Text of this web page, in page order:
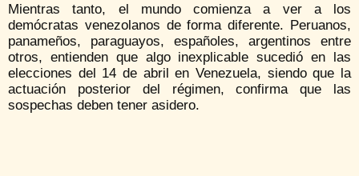
Mientras tanto, el mundo comienza a ver a los
demócratas venezolanos de forma diferente. Peruanos,
panameños, paraguayos, españoles, argentinos entre
otros, entienden que algo inexplicable sucedió en las
elecciones del 14 de abril en Venezuela, siendo que la
actuación posterior del régimen, confirma que las
sospechas deben tener asidero.